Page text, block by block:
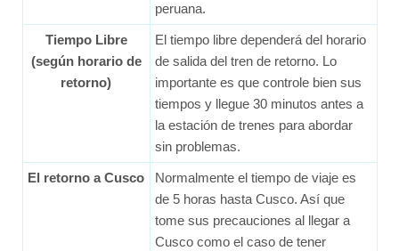
peruana.
Tiempo Libre
(según horario de
retorno)
El tiempo libre dependerá del horario
de salida del tren de retorno. Lo
importante es que controle bien sus
tiempos y llegue 30 minutos antes a
la estación de trenes para abordar
sin problemas.
El retorno a Cusco
Normalmente el tiempo de viaje es
de 5 horas hasta Cusco. Así que
tome sus precauciones al llegar a
Cusco como el caso de tener